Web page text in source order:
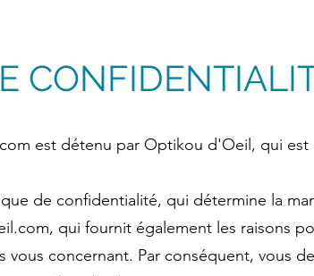
est détenu par Optikou d'Oeil, qui
de confidentialité, qui détermine la
, qui fournit également les raisons
vous concernant. Par conséquent, vous